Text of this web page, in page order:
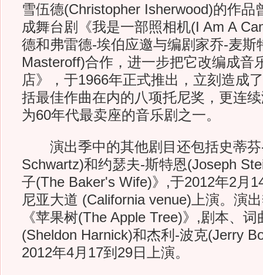
雪伍德(Christopher Isherwood)的作品
成舞台剧《我是一部照相机(I Am A
德和弗雷德-埃伯应邀与编剧家乔-麦斯
Masteroff)合作，进一步把它改编成音
店》，于1966年正式推出，立刻造成
括最佳作曲在内的八项托尼奖，更连
为60年代最卖座的音乐剧之一。
演出季中的其他剧目还包括史蒂芬
Schwartz)和约瑟夫-斯特恩(Joseph
子(The Baker's Wife)》,于2012年2月
尼亚大道 (California venue)上演。演
《苹果树(The Apple Tree)》,剧本、
(Sheldon Harnick)和杰利-波克(Jerry
2012年4月17到29日上演。